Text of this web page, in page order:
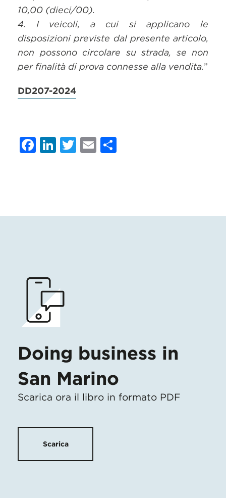
10,00 (dieci/00).
4. I veicoli, a cui si applicano le
disposizioni previste dal presente articolo,
non possono circolare su strada, se non
per finalità di prova connesse alla vendita.”
DD207-2024
Facebook
LinkedIn
Twitter
Email
Doing business in
San Marino
Scarica ora il libro in formato PDF
Scarica